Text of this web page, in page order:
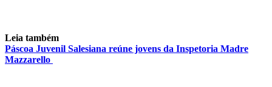
Leia também
Páscoa Juvenil Salesiana reúne jovens da Inspetoria Madre
Mazzarello